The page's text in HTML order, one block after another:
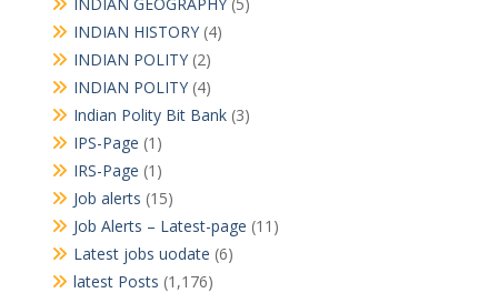
INDIAN HISTORY(4)
INDIAN POLITY(2)
INDIAN POLITY(4)
Indian Polity Bit Bank(3)
IPS-Page (1)
IRS-Page (1)
Job alerts (15)
Job Alerts – Latest-page (11)
Latest jobs uodate (6)
latest Posts (1,176)